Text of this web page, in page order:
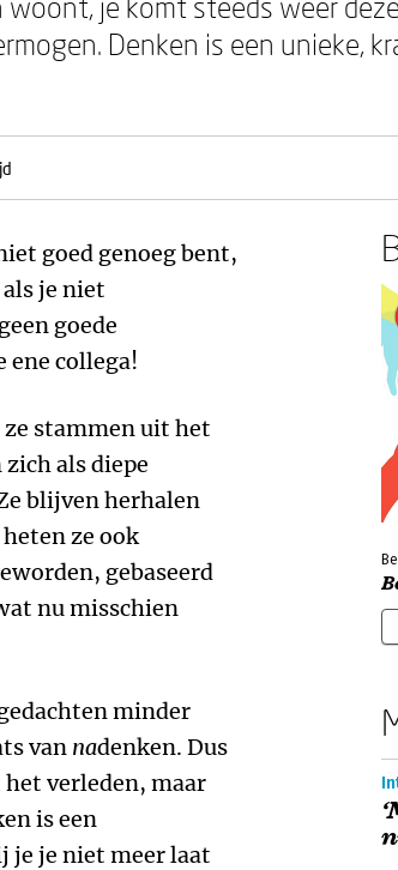
Denken is een unieke,
goed genoeg bent,
je niet
goede
collega!
ze stammen uit het
als diepe
blijven herhalen
ze ook
gebaseerd
nu misschien
minder
van nadenken. Dus
verleden, maar
is een
je je niet meer laat